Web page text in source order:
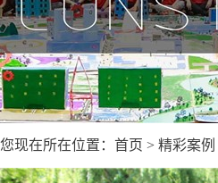
您现在所在位置： 首页 > 精彩案例